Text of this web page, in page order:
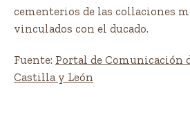
cementerios de las collaciones
vinculados con el ducado.
Fuente: Portal de Comunicación
Castilla y León